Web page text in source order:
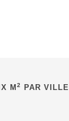
M 2 PAR VILLE